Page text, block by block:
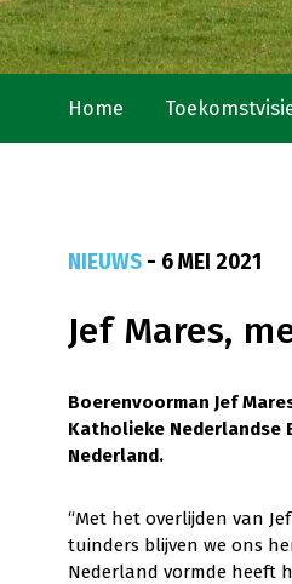
Home
NIEUWS- 6 MEI 2021
Jef Mares,
Boerenvoorman Jef
Katholieke Nederlandse
Nederland.
“Met het overlijden van
tuinders blijven we ons
Nederland vormde heeft